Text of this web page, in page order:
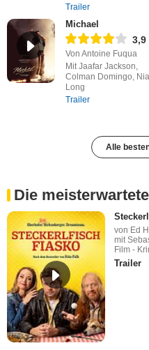
Trailer
Michael
3,9
Von Antoine Fuqua
Mit Jaafar Jackson,
Colman Domingo, Nia
Long
Trailer
Alle
Die
von Ed
mit
Film -
Trailer